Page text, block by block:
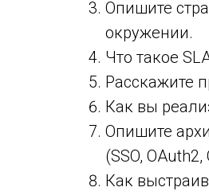
Опишите
окружении.
Что такое
Расскажите
Как вы
Опишите
(SSO, OAuth2,
Как